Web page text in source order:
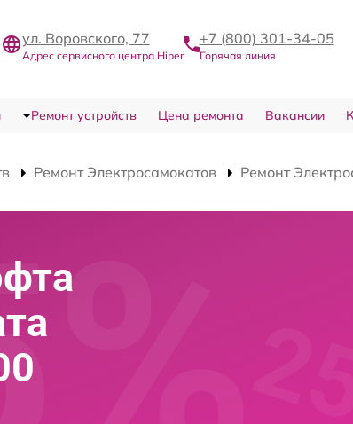
ул. Воровского, 77
Адрес сервисного центра Hiper
+7 (800) 301-34-05
Горячая линия
Ремонт устройств Цена ремонта Вакансии
Ремонт Электросамокатов Ремонт